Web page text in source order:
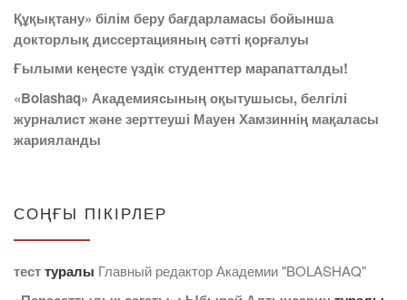
Құқықтану» білім беру бағдарламасы бойынша
докторлық диссертацияның сәтті қорғалуы
Ғылыми кеңесте үздік студенттер марапатталды!
«Bolashaq» Академиясының оқытушысы, белгілі
журналист және зерттеуші Мауен Хамзиннің мақаласы
жарияланды
СОҢҒЫ ПІКІРЛЕР
тесттуралы Главный редактор Академии "BOLASHAQ"